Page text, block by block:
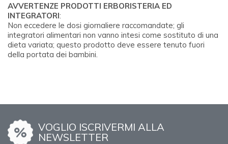
AVVERTENZE PRODOTTI ERBORISTERIA ED
INTEGRATORI:
Non eccedere le dosi giornaliere raccomandate; gli
integratori alimentari non vanno intesi come sostituto di una
dieta variata; questo prodotto deve essere tenuto fuori
della portata dei bambini.
VOGLIO ISCRIVERMI ALLA
NEWSLETTER